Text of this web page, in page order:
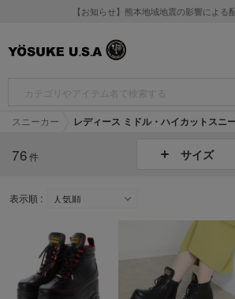
【お知らせ】熊本地域地震の影響による
スニーカー レディース ミドル・ハイカットスニ
76件 サイズ
表示順 :